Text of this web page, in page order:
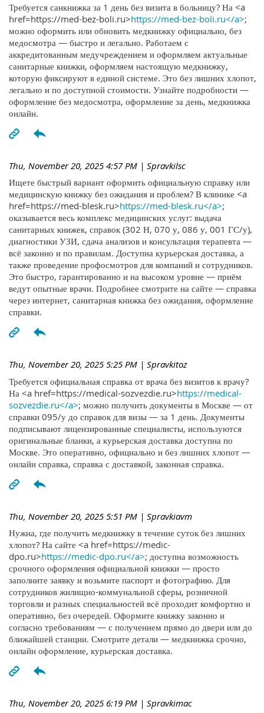
Требуется санкнижка за 1 день без визита в больницу? На <a
href=https://med-bez-boli.ru>https://med-bez-boli.ru</a>;
можно оформить или обновить медкнижку официально, без
медосмотра — быстро и легально. Работаем с
аккредитованным медучреждением и оформляем актуальные
санитарные книжки, оформляем настоящую медкнижку,
которую фиксируют в единой системе. Это без лишних хлопот,
легально и по доступной стоимости. Узнайте подробности —
оформление без медосмотра, оформление за день, медкнижка
онлайн.
Thu, November 20, 2025 4:57 PM | Spravkilsc
Ищете быстрый вариант оформить официальную справку или
медицинскую книжку без ожидания и проблем? В клинике <a
href=https://med-blesk.ru>https://med-blesk.ru</a>;
оказывается весь комплекс медицинских услуг: выдача
санитарных книжек, справок (302 Н, 070 у, 086 у, 001 ГС/у),
диагностики УЗИ, сдача анализов и консультация терапевта —
всё законно и по правилам. Доступна курьерская доставка, а
также проведение профосмотров для компаний и сотрудников.
Это быстро, гарантированно и на высоком уровне — приём
ведут опытные врачи. Подробнее смотрите на сайте — справка
через интернет, санитарная книжка без ожидания, оформление
справки.
Thu, November 20, 2025 5:25 PM | Spravkitoz
Требуется официальная справка от врача без визитов к врачу?
На <a href=https://medical-sozvezdie.ru>https://medical-
sozvezdie.ru</a>; можно получить документы в Москве — от
справки 095/у до справок для визы — за 1 день. Документы
подписывают лицензированные специалисты, используются
оригинальные бланки, а курьерская доставка доступна по
Москве. Это оперативно, официально и без лишних хлопот —
онлайн справка, справка с доставкой, законная справка.
Thu, November 20, 2025 5:51 PM | Spravkiavm
Нужна, где получить медкнижку в течение суток без лишних
хлопот? На сайте <a href=https://medic-
dpo.ru>https://medic-dpo.ru</a>; доступна возможность
срочного оформления официальной книжки — просто
заполните заявку и возьмите паспорт и фотографию. Для
сотрудников жилищно-коммунальной сферы, розничной
торговли и разных специальностей всё проходит комфортно и
оперативно, без очередей. Оформите книжку законно и
согласно требованиям — с получением прямо до двери или до
ближайшей станции. Смотрите детали — медкнижка срочно,
онлайн оформление, курьерская доставка.
Thu, November 20, 2025 6:19 PM | Spravkimac